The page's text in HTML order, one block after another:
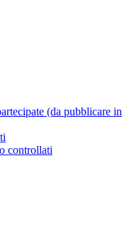
(da pubblicare in
controllati